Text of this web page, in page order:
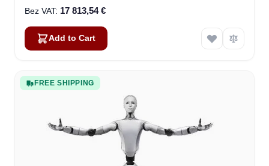
17 813,54 €
Add to Cart
FREE SHIPPING